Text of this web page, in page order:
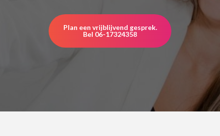
Plan een vrijblijvend gesprek.
Bel 06-17324358